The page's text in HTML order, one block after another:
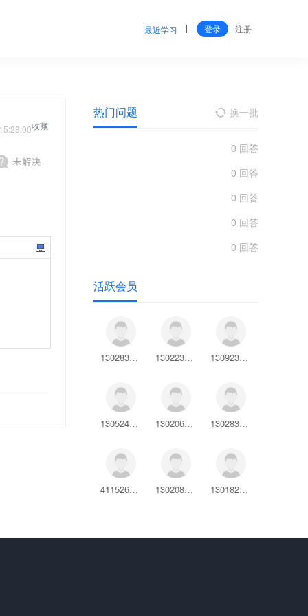
最近学习 登录 注册
收藏
换一批
热门问题
0 回答
0 回答
0 回答
0 回答
0 回答
活跃会员
130283199307030426 13022319990616661X 130923199707054728
13052420041206251X 130206198802011823 130283198901250718
411526200308271013 130208200703022829 130182200208083921